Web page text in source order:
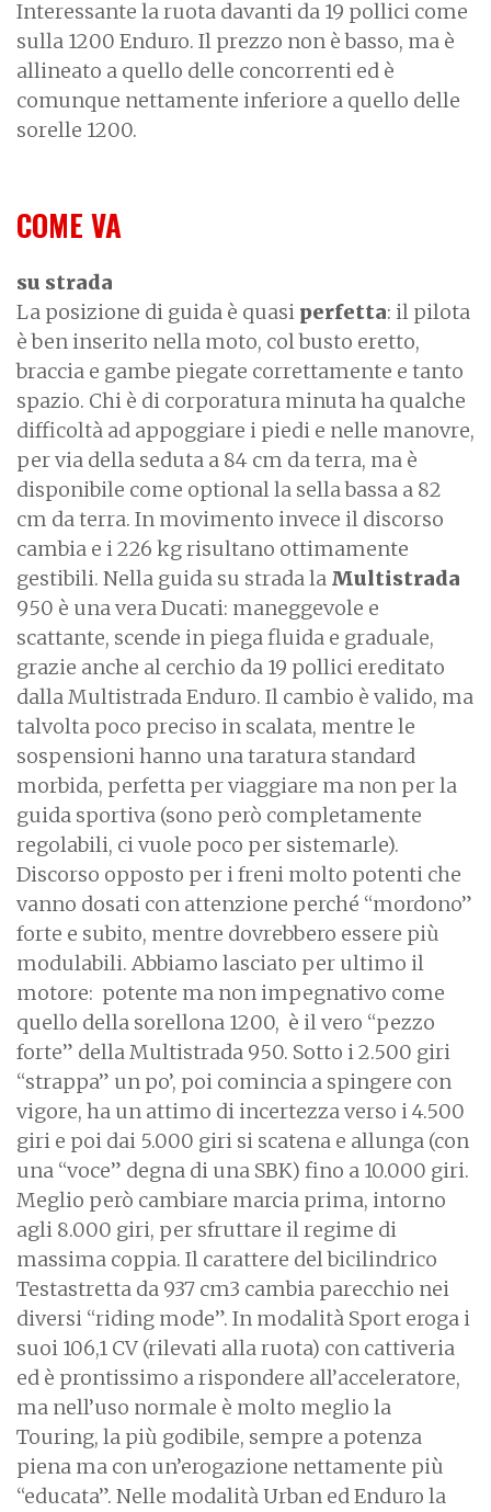
Interessante la ruota davanti da 19 pollici come
sulla 1200 Enduro. Il prezzo non è basso, ma è
allineato a quello delle concorrenti ed è
comunque nettamente inferiore a quello delle
sorelle 1200.
COME VA
su strada
La posizione di guida è quasi perfetta: il pilota
è ben inserito nella moto, col busto eretto,
braccia e gambe piegate correttamente e tanto
spazio. Chi è di corporatura minuta ha qualche
difficoltà ad appoggiare i piedi e nelle manovre,
per via della seduta a 84 cm da terra, ma è
disponibile come optional la sella bassa a 82
cm da terra. In movimento invece il discorso
cambia e i 226 kg risultano ottimamente
gestibili. Nella guida su strada la Multistrada
950 è una vera Ducati: maneggevole e
scattante, scende in piega fluida e graduale,
grazie anche al cerchio da 19 pollici ereditato
dalla Multistrada Enduro. Il cambio è valido, ma
talvolta poco preciso in scalata, mentre le
sospensioni hanno una taratura standard
morbida, perfetta per viaggiare ma non per la
guida sportiva (sono però completamente
regolabili, ci vuole poco per sistemarle).
Discorso opposto per i freni molto potenti che
vanno dosati con attenzione perché “mordono”
forte e subito, mentre dovrebbero essere più
modulabili. Abbiamo lasciato per ultimo il
motore: potente ma non impegnativo come
quello della sorellona 1200, è il vero “pezzo
forte” della Multistrada 950. Sotto i 2.500 giri
“strappa” un po’, poi comincia a spingere con
vigore, ha un attimo di incertezza verso i 4.500
giri e poi dai 5.000 giri si scatena e allunga (con
una “voce” degna di una SBK) fino a 10.000 giri.
Meglio però cambiare marcia prima, intorno
agli 8.000 giri, per sfruttare il regime di
massima coppia. Il carattere del bicilindrico
Testastretta da 937 cm3 cambia parecchio nei
diversi “riding mode”. In modalità Sport eroga i
suoi 106,1 CV (rilevati alla ruota) con cattiveria
ed è prontissimo a rispondere all’acceleratore,
ma nell’uso normale è molto meglio la
Touring, la più godibile, sempre a potenza
piena ma con un’erogazione nettamente più
“educata”. Nelle modalità Urban ed Enduro la